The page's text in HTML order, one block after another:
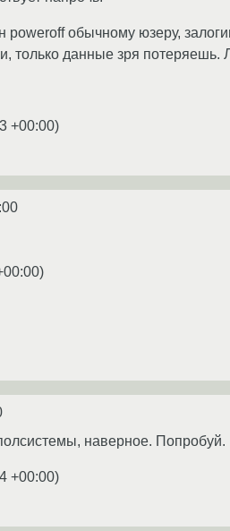
обычному юзеру,
только данные зря потеряешь.
+00:00)
)
наверное. Попробуй.
+00:00)